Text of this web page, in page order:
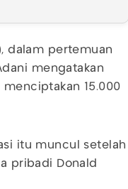
dalam pertemuan
mengatakan
menciptakan 15.000
itu muncul setelah
pribadi Donald